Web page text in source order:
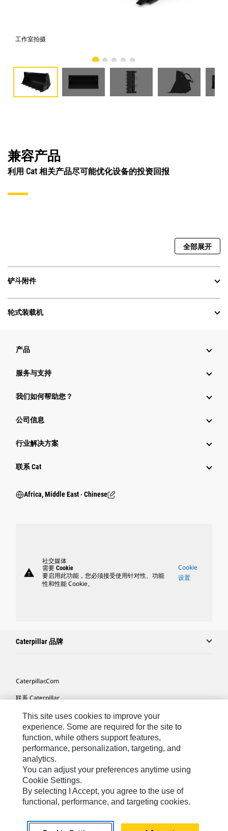
工作室拍摄
兼容产品
利用 Cat 相关产品尽可能优化设备的投资回报
全部展开
铲斗附件
轮式装载机
产品
服务与支持
我们如何帮助您？
公司信息
行业解决方案
行业
联系 Cat
Africa, Middle East ‧ Chinese
warning
社交媒体
需要 Cookie
要启用此功能，您必须接受使用针对性、功能
性和性能 Cookie。
Cookie
设置
Caterpillar 品牌
Caterpillar.com
联系 Caterpillar
我的营销首选项
站点地图
Cookie Settings
法律
隐私
Africa, Middle East ‧ Chinese© 2026 Caterpillar. 保留所有权利
This site uses cookies to improve your
experience. Some are required for the site to
function, while others support features,
performance, personalization, targeting, and
analytics.
You can adjust your preferences anytime using
Cookie Settings.
By selecting I Accept, you agree to the use of
functional, performance, and targeting cookies.